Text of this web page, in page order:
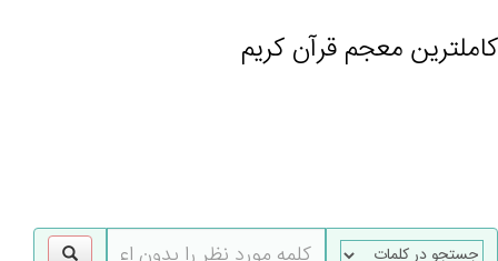
کاملترین معجم قرآن کریم